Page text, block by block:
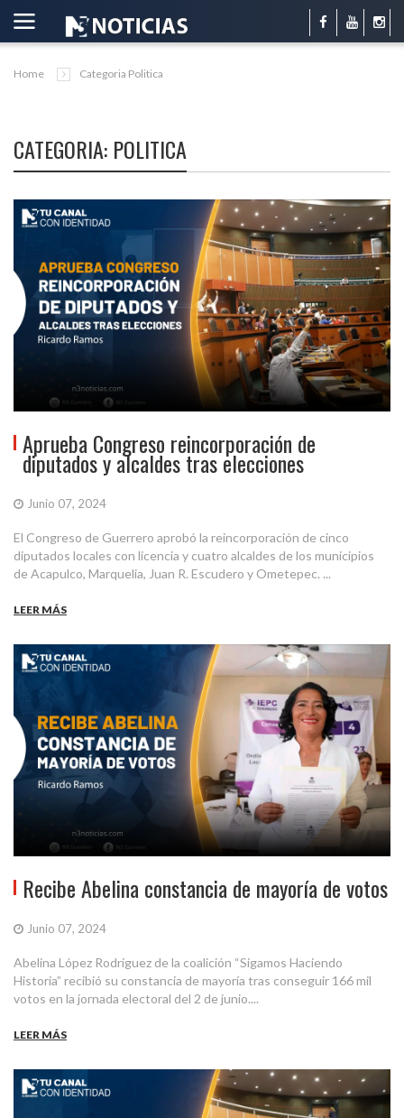
Home Categoria Politica
CATEGORIA: POLITICA
Aprueba Congreso reincorporación de
diputados y alcaldes tras elecciones
Junio 07, 2024
El Congreso de Guerrero aprobó la reincorporación de cinco
diputados locales con licencia y cuatro alcaldes de los municipios
de Acapulco, Marquelia, Juan R. Escudero y Ometepec. ...
LEER MÁS
Recibe Abelina constancia de mayoría de votos
Junio 07, 2024
Abelina López Rodríguez de la coalición “Sigamos Haciendo
Historia” recibió su constancia de mayoría tras conseguir 166 mil
votos en la jornada electoral del 2 de junio....
LEER MÁS